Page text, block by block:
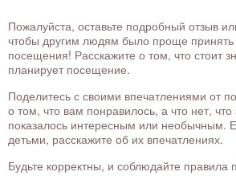
Пожалуйста, оставьте подробный отзыв
чтобы другим людям было проще
посещения! Расскажите о том, что стоит
планирует посещение.
Поделитесь с своими впечатлениями от
о том, что вам понравилось, а что нет,
показалось интересным или необычным.
детьми, расскажите об их впечатлениях.
Будьте корректны, и соблюдайте правила